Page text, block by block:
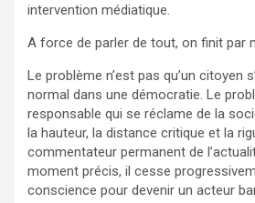
intervention médiatique.
A force de parler de tout, on finit par
Le problème n’est pas qu’un citoyen
normal dans une démocratie. Le
responsable qui se réclame de la
la hauteur, la distance critique et la
commentateur permanent de
moment précis, il cesse
conscience pour devenir un acteur